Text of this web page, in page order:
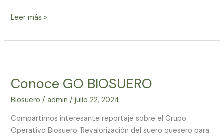
Leer más »
Conoce GO BIOSUERO
Biosuero /admin/julio 22, 2024
Compartimos interesante reportaje sobre el Grupo
Operativo Biosuero ‘Revalorización del suero quesero para
BIOSUERO